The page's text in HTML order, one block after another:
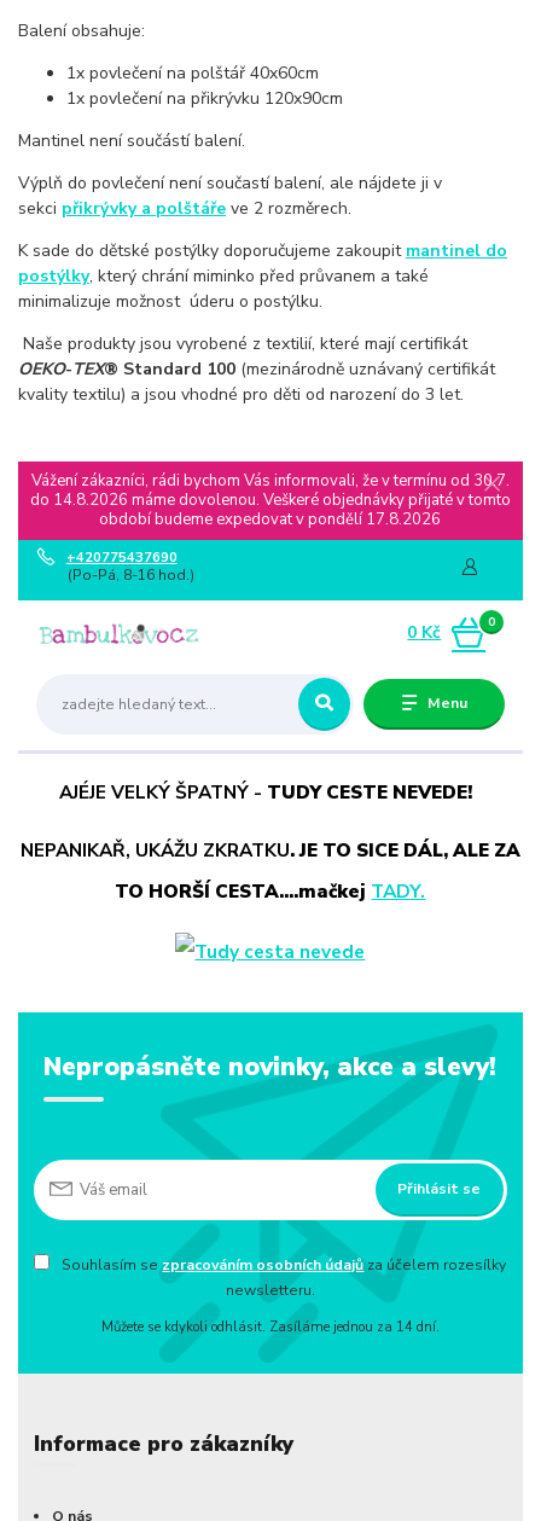
Balení obsahuje:
1x povlečení na polštář 40x60cm
1x povlečení na přikrývku 120x90cm
Mantinel není součástí balení.
Výplň do povlečení není součastí balení, ale nájdete ji v
sekci přikrývky a polštáře ve 2 rozměrech.
K sade do dětské postýlky doporučujeme zakoupit mantinel do
postýlky, který chrání miminko před průvanem a také
minimalizuje možnost úderu o postýlku.
Naše produkty jsou vyrobené z textilií, které mají certifikát
OEKO-TEX® Standard 100 (mezinárodně uznávaný certifikát
kvality textilu) a jsou vhodné pro děti od narození do 3 let.
Vážení zákazníci, rádi bychom Vás informovali, že v termínu od 30.7.
do 14.8.2026 máme dovolenou. Veškeré objednávky přijaté v tomto
období budeme expedovat v pondělí 17.8.2026
Menu
+420775437690
(Po-Pá, 8-16 hod.)
0
0 Kč
AJÉJE VELKÝ ŠPATNÝ - TUDY CESTE NEVEDE!
NEPANIKAŘ, UKÁŽU ZKRATKU. JE TO SICE DÁL, ALE ZA
TO HORŠÍ CESTA....mačkej TADY.
Nepropásněte novinky, akce a slevy!
Přihlásit se
Souhlasím se zpracováním osobních údajů za účelem rozesílky
newsletteru.
Můžete se kdykoli odhlásit. Zasíláme jednou za 14 dní.
Informace pro zákazníky
O nás